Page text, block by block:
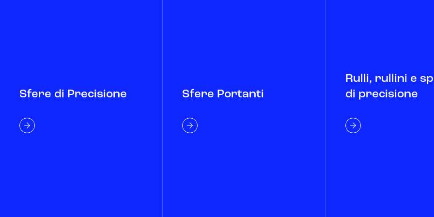
Sfere di Precisione Sfere Portanti
Rulli, rullini e
di precisione